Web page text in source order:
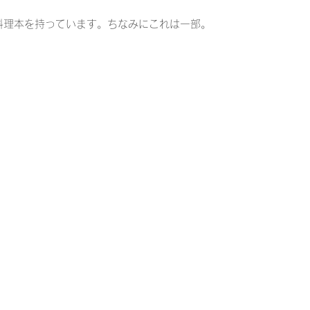
メニュー レシピ チーズ
本を持っています。ちなみにこれは一部。